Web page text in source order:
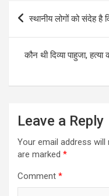
Post
स्थानीय लोगों को संदेह
कौन थी दिव्या पाहुजा,
Leave a Reply
Your email address will
are marked *
Comment *